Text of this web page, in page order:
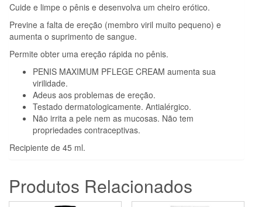
Cuide e limpe o pênis e desenvolva um cheiro erótico.
Previne a falta de ereção (membro viril muito pequeno) e
aumenta o suprimento de sangue.
Permite obter uma ereção rápida no pênis.
PENIS MAXIMUM PFLEGE CREAM aumenta sua
virilidade.
Adeus aos problemas de ereção.
Testado dermatologicamente. Antialérgico.
Não irrita a pele nem as mucosas. Não tem
propriedades contraceptivas.
Recipiente de 45 ml.
Produtos Relacionados